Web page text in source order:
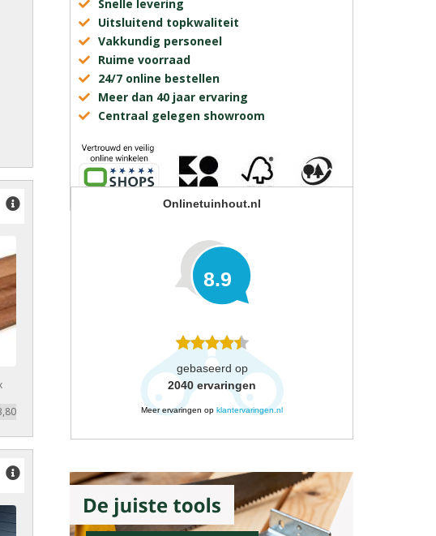
Snelle levering
Uitsluitend topkwaliteit
Vakkundig personeel
Ruime voorraad
24/7 online bestellen
Meer dan 40 jaar ervaring
Centraal gelegen showroom
Onlinetuinhout.nl
8.9
gebaseerd op
2040 ervaringen
Meer ervaringen op klantervaringen.nl